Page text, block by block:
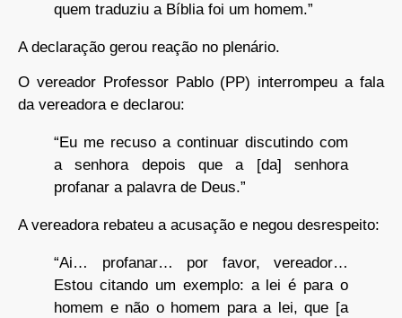
quem traduziu a Bíblia foi um homem.”
A declaração gerou reação no plenário.
O vereador Professor Pablo (PP) interrompeu a fala
da vereadora e declarou:
“Eu me recuso a continuar discutindo com
a senhora depois que a [da] senhora
profanar a palavra de Deus.”
A vereadora rebateu a acusação e negou desrespeito:
“Ai… profanar… por favor, vereador…
Estou citando um exemplo: a lei é para o
homem e não o homem para a lei, que [a